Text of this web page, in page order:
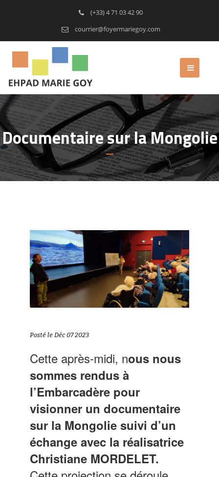
(+33) 4 71 03 42 90
courrier@foyermariegoy.com
Documentaire sur la Mongolie
Posté le Déc 07 2023
Cette après-midi, nous nous
sommes rendus à
l’Embarcadère pour
visionner un documentaire
sur la Mongolie suivi d’un
échange avec la réalisatrice
Christiane MORDELET.